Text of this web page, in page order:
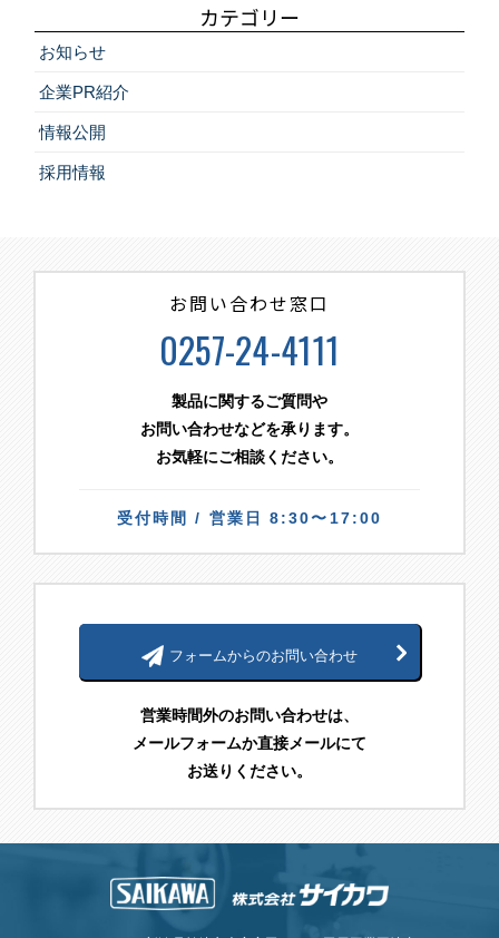
カテゴリー
お知らせ
企業PR紹介
情報公開
採用情報
お問い合わせ窓口
0257-24-4111
製品に関するご質問や
お問い合わせなどを承ります。
お気軽にご相談ください。
受付時間 / 営業日 8:30〜17:00
フォームからのお問い合わせ
営業時間外のお問い合わせは、
メールフォームか直接メールにて
お送りください。